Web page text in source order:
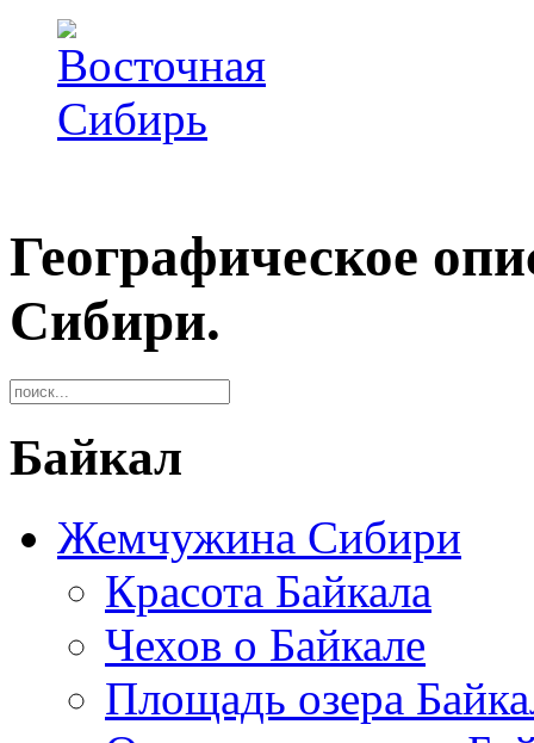
Географическое
Сибири.
Байкал
Жемчужина Сибири
Красота Байкала
Чехов о Байкале
Площадь озера